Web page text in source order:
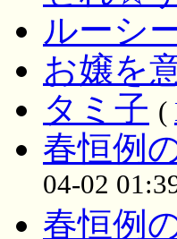
ルーシ
お嬢を
タミ子 (
春恒例
04-02
春恒例